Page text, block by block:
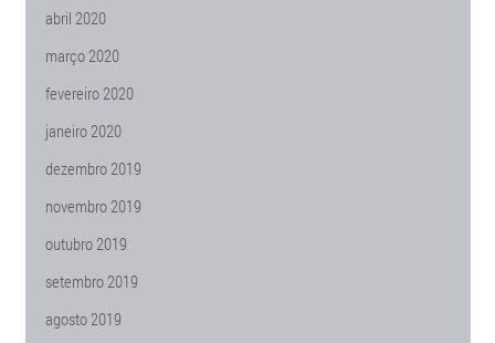
abril 2020
março 2020
fevereiro 2020
janeiro 2020
dezembro 2019
novembro 2019
outubro 2019
setembro 2019
agosto 2019